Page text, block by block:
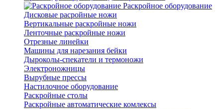
Раскройное оборудование
Дисковые расройные ножи
Вертикальные раскройные ножи
Ленточные раскройные ножи
Отрезные линейки
Машины для нарезания бейки
Дыроколы-спекатели и термоножи
Электроножницы
Вырубные прессы
Настилочное оборудование
Раскройные столы
Раскройные автоматические комлексы